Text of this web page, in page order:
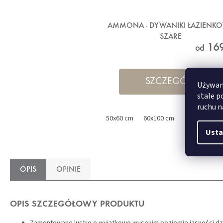
stale
ruchu
AMMONA - DYWANIKI
SZARE
od
SZCZEGÓŁY
50x60 cm 60x100 cm 70x120 cm
OPIS OPINIE
OPIS SZCZEGÓŁOWY PRODUKTU